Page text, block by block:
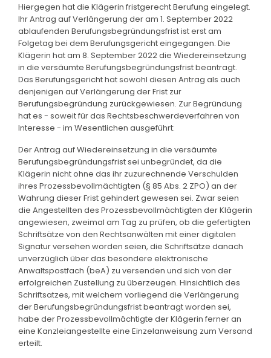
Hiergegen hat die Klägerin fristgerecht Berufung eingelegt.
Ihr Antrag auf Verlängerung der am 1. September 2022
ablaufenden Berufungsbegründungsfrist ist erst am
Folgetag bei dem Berufungsgericht eingegangen. Die
Klägerin hat am 8. September 2022 die Wiedereinsetzung
in die versäumte Berufungsbegründungsfrist beantragt.
Das Berufungsgericht hat sowohl diesen Antrag als auch
denjenigen auf Verlängerung der Frist zur
Berufungsbegründung zurückgewiesen. Zur Begründung
hat es - soweit für das Rechtsbeschwerdeverfahren von
Interesse - im Wesentlichen ausgeführt:
Der Antrag auf Wiedereinsetzung in die versäumte
Berufungsbegründungsfrist sei unbegründet, da die
Klägerin nicht ohne das ihr zuzurechnende Verschulden
ihres Prozessbevollmächtigten (§ 85 Abs. 2 ZPO) an der
Wahrung dieser Frist gehindert gewesen sei. Zwar seien
die Angestellten des Prozessbevollmächtigten der Klägerin
angewiesen, zweimal am Tag zu prüfen, ob die gefertigten
Schriftsätze von den Rechtsanwälten mit einer digitalen
Signatur versehen worden seien, die Schriftsätze danach
unverzüglich über das besondere elektronische
Anwaltspostfach (beA) zu versenden und sich von der
erfolgreichen Zustellung zu überzeugen. Hinsichtlich des
Schriftsatzes, mit welchem vorliegend die Verlängerung
der Berufungsbegründungsfrist beantragt worden sei,
habe der Prozessbevollmächtigte der Klägerin ferner an
eine Kanzleiangestellte eine Einzelanweisung zum Versand
erteilt.